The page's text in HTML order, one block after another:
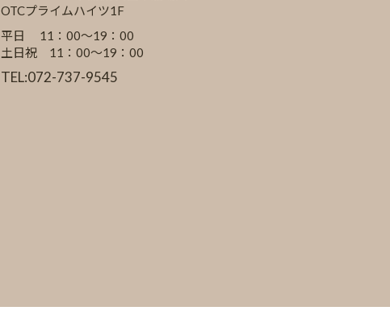
OTCプライムハイツ1F
平日 11：00～19：00
土日祝 11：00～19：00
TEL:072-737-9545